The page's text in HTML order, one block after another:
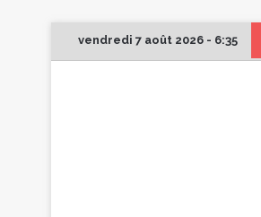
vendredi 7 août 2026 - 6:35